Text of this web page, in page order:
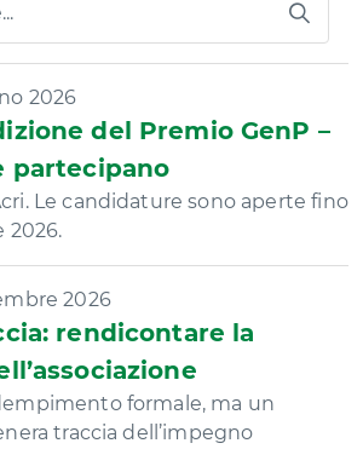
2026
del Premio GenP –
partecipano
Le candidature sono aperte fino
2026.
2026
rendicontare la
formale, ma un
traccia dell’impegno